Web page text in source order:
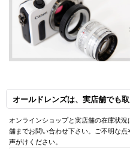
オールドレンズは、実店舗でも
オンラインショップと実店舗の在庫状
舗までお問い合わせ下さい。ご不明な
声がけください。